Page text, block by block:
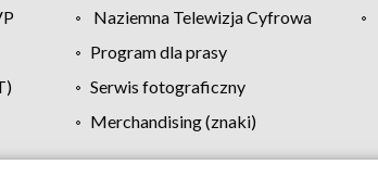
Naziemna Telewizja Cyfrowa
Program dla prasy
Serwis fotograficzny
Merchandising (znaki)